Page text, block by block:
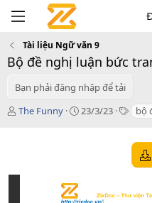
Tài liệu Ngữ văn 9
Bộ đề nghị luận bức
Bạn phải đăng nhập để tải
T
ả
The Funny
C
n
23/3/23
T
s
bộ